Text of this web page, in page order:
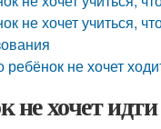
не хочет учиться,
ребёнок не хочет
не хочет